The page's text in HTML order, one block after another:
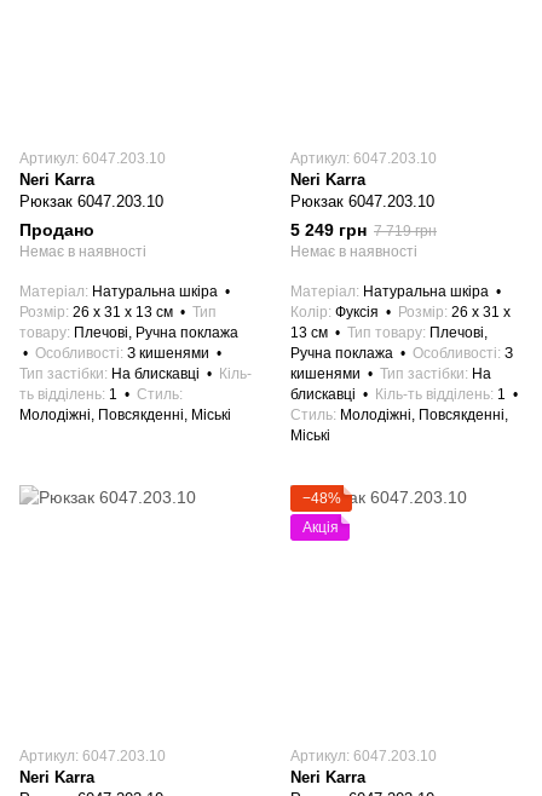
Артикул: 6047.203.10
Neri Karra
Рюкзак 6047.203.10
Продано
Немає в наявності
Матеріал
Натуральна шкіра
Розмір 26 x 31 x 13 см
Тип
товару Плечові, Ручна поклажа
Особливості З кишенями
Тип застібки
На блискавці
Кіль-
ть відділень 1
Стиль
Молодіжні, Повсякденні, Міські
Артикул: 6047.203.10
Neri Karra
Рюкзак 6047.203.10
5 249 грн 7 719 грн
Немає в наявності
Матеріал
Натуральна шкіра
Колір Фуксія Розмір 26 x 31 x
13 см
Тип товару Плечові,
Ручна поклажа
Особливості З
кишенями
Тип застібки
На
блискавці
Кіль-ть відділень 1
Стиль Молодіжні, Повсякденні,
Міські
Артикул: 6047.203.10
Neri Karra
−48%
Акція
Артикул: 6047.203.10
Neri Karra